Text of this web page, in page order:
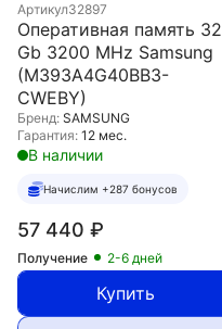
Артикул32897
Оперативная память 32
Gb 3200 MHz Samsung
(M393A4G40BB3-
CWEBY)
Бренд: SAMSUNG
Гарантия: 12 мес.
В наличии
Начислим +287 бонусов
57 440 ₽
Получение 2-6 дней
Купить